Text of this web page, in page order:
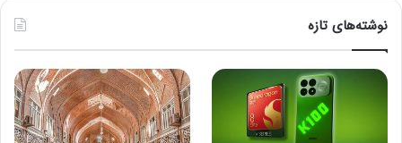
نوشته‌های تازه